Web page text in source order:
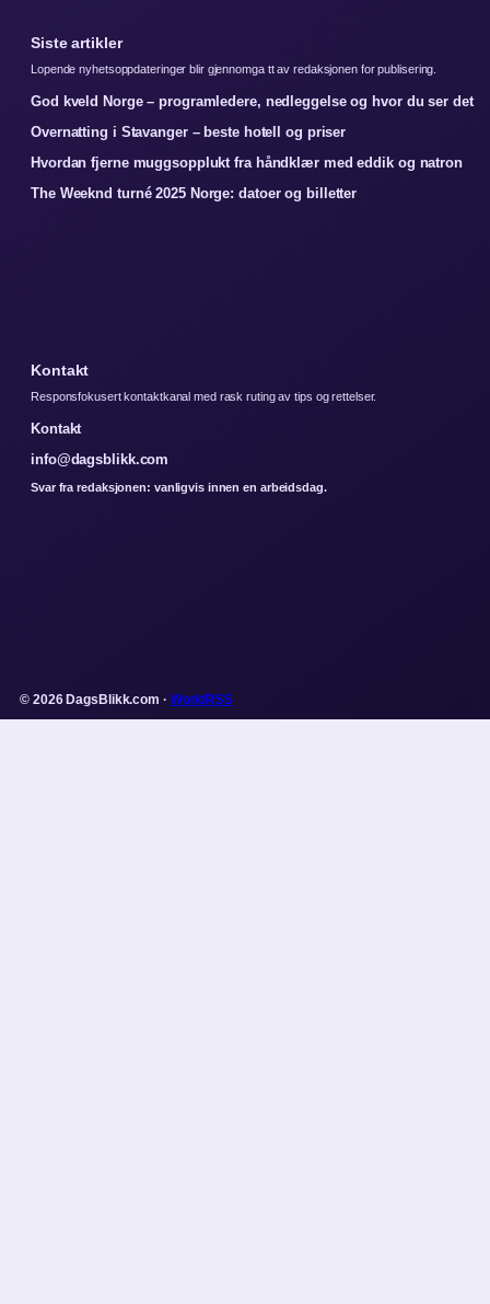
Siste artikler
Lopende nyhetsoppdateringer blir gjennomga tt av redaksjonen for publisering.
God kveld Norge – programledere, nedleggelse og hvor du ser det
Overnatting i Stavanger – beste hotell og priser
Hvordan fjerne muggsopplukt fra håndklær med eddik og natron
The Weeknd turné 2025 Norge: datoer og billetter
Kontakt
Responsfokusert kontaktkanal med rask ruting av tips og rettelser.
Kontakt
info@dagsblikk.com
Svar fra redaksjonen: vanligvis innen en arbeidsdag.
© 2026 DagsBlikk.com · WorldRSS